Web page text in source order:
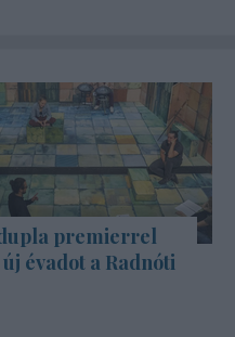
premierrel
évadot a Radnóti